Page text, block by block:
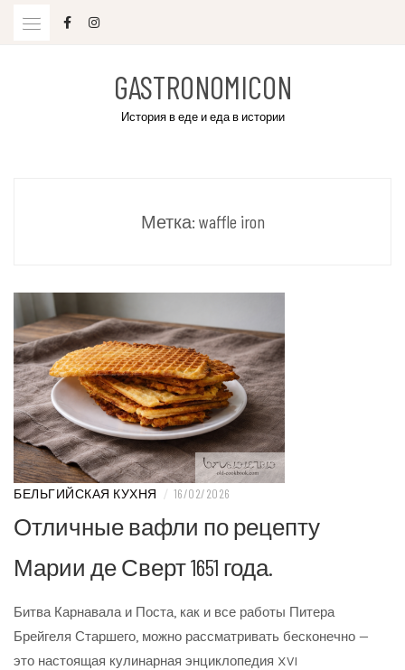
GASTRONOMICON
История в еде и еда в истории
Метка: waffle iron
БЕЛЬГИЙСКАЯ КУХНЯ / 16/02/2026
Отличные вафли по рецепту
Марии де Сверт 1651 года.
Битва Карнавала и Поста, как и все работы Питера
Брейгеля Старшего, можно рассматривать бесконечно —
это настоящая кулинарная энциклопедия XVI